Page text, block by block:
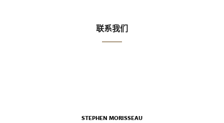
联系我们
STEPHEN MORISSEAU